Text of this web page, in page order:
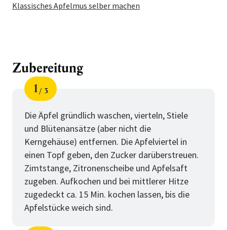
Klassisches Apfelmus selber machen
Zubereitung
Schritt
1
von
3
Die Äpfel gründlich waschen, vierteln, Stiele
und Blütenansätze (aber nicht die
Kerngehäuse) entfernen. Die Apfelviertel in
einen Topf geben, den Zucker darüberstreuen.
Zimtstange, Zitronenscheibe und Apfelsaft
zugeben. Aufkochen und bei mittlerer Hitze
zugedeckt ca. 15 Min. kochen lassen, bis die
Apfelstücke weich sind.